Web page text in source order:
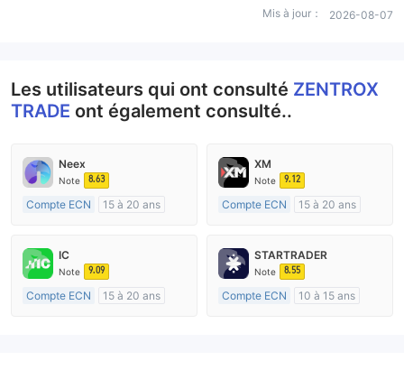
Mis à jour： 2026-08-07
Les utilisateurs qui ont consulté ZENTROX
TRADE ont également consulté..
Neex
Note 8.63
Compte ECN
15 à 20 ans
Market Making (MM)
Etiquette principale MT4
XM
Note 9.12
Compte ECN
15 à 20 ans
Market Making (MM)
Etiquette principale MT4
IC
Note 9.09
Compte ECN
15 à 20 ans
STARTRADER
Note 8.55
Compte ECN
10 à 15 ans